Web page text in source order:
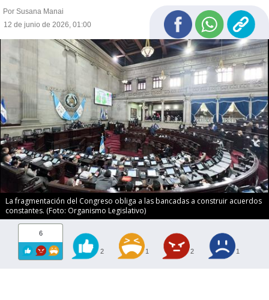
Por Susana Manai
12 de junio de 2026, 01:00
La fragmentación del Congreso obliga a las bancadas a construir acuerdos
constantes. (Foto: Organismo Legislativo)
6
2 1 2 1